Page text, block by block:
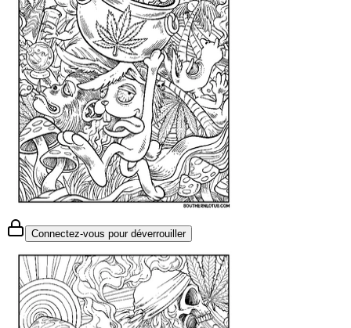
Connectez-vous pour déverrouiller